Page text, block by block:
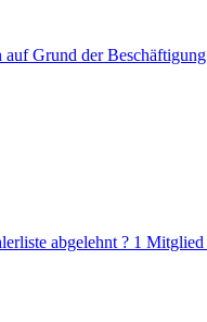
Grund der
abgelehnt ? 1